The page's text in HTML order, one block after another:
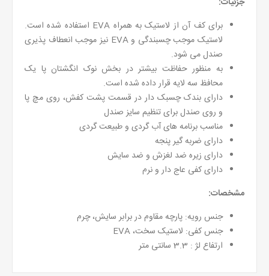
برای کف آن از لاستیک به همراه EVA استفاده شده است.
لاستیک موجب چسبندگی و EVA نیز موجب انعطاف پذیری
صندل می شود.
به منظور حفاظت بیشتر در بخش نوک انگشتان پا یک
محافظ سه لایه قرار داده شده است.
دارای بندک چسبک دار در قسمت پشت کفش، روی مچ پا
و روی صندل برای تنظیم سایز صندل
مناسب برنامه های آب گردی و طبیعت گردی
دارای ضربه گیر پنجه
دارای زیره ضد لغزش و ضد سایش
دارای کفی عاج دار و نرم
مشخصات:
جنس رویه: پارچه مقاوم در برابر سایش، چرم
جنس کفی: لاستیک سخت، EVA
ارتفاع لژ : 3.3 سانتی متر